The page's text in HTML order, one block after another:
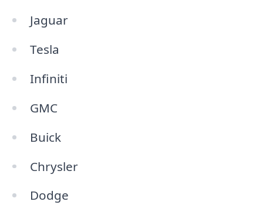
Jaguar
Tesla
Infiniti
GMC
Buick
Chrysler
Dodge